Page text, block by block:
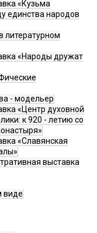
«Кузьма
единства народов
литературном
«Народы дружат
- модельер
«Центр духовной
к 920 - летию со
«Славянская
выставка
виде